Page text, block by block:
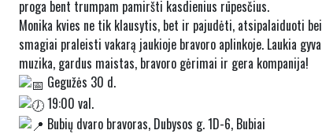
proga bent trumpam pamiršti kasdienius rūpesčius.
Monika kvies ne tik klausytis, bet ir pajudėti, atsipalaiduoti bei
smagiai praleisti vakarą jaukioje bravoro aplinkoje. Laukia gyva
muzika, gardus maistas, bravoro gėrimai ir gera kompanija!
Gegužės 30 d.
19:00 val.
Bubių dvaro bravoras, Dubysos g. 1D-6, Bubiai